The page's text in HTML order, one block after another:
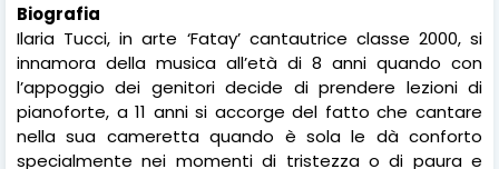
Biografia
Ilaria Tucci, in arte ‘Fatay’ cantautrice classe 2000, si
innamora della musica all’età di 8 anni quando con
l’appoggio dei genitori decide di prendere lezioni di
pianoforte, a 11 anni si accorge del fatto che cantare
nella sua cameretta quando è sola le dà conforto
specialmente nei momenti di tristezza o di paura e